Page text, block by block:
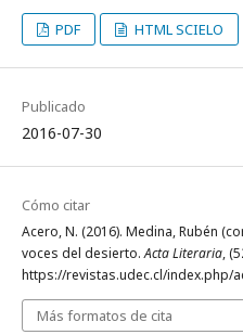
PDF HTML SCIELO
Publicado
2016-07-30
Cómo citar
Acero, N. (2016). Medina, Rubén
voces del desierto.Acta Literaria,
https://revistas.udec.cl/index.php/
Más formatos de cita